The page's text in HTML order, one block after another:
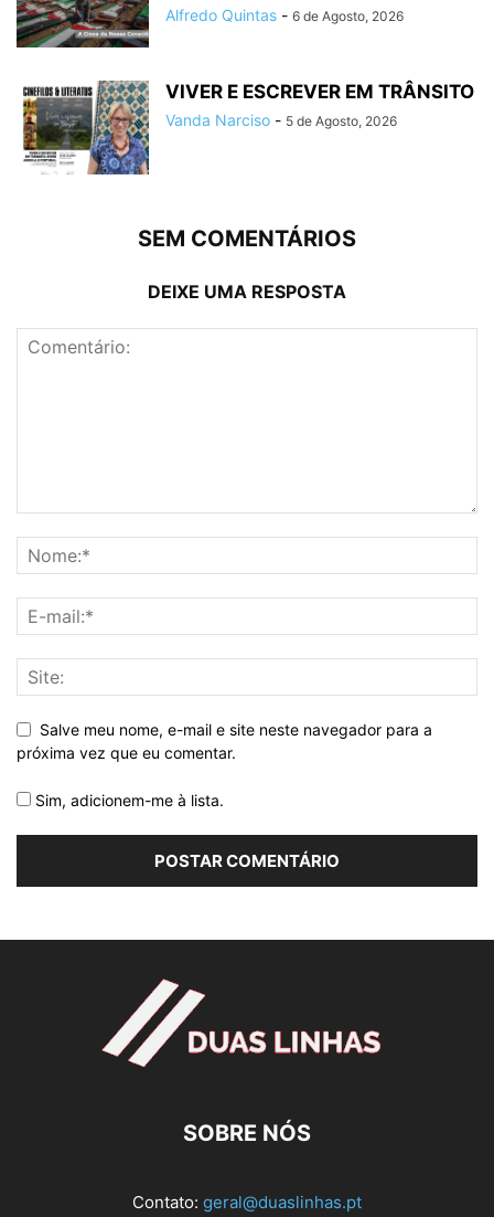
Alfredo Quintas - 6 de Agosto, 2026
VIVER E ESCREVER EM TRÂNSITO
Vanda Narciso - 5 de Agosto, 2026
SEM COMENTÁRIOS
DEIXE UMA RESPOSTA
Salve meu nome, e-mail e site neste navegador para a
próxima vez que eu comentar.
Sim, adicionem-me à lista.
SOBRE NÓS
Contato: geral@duaslinhas.pt